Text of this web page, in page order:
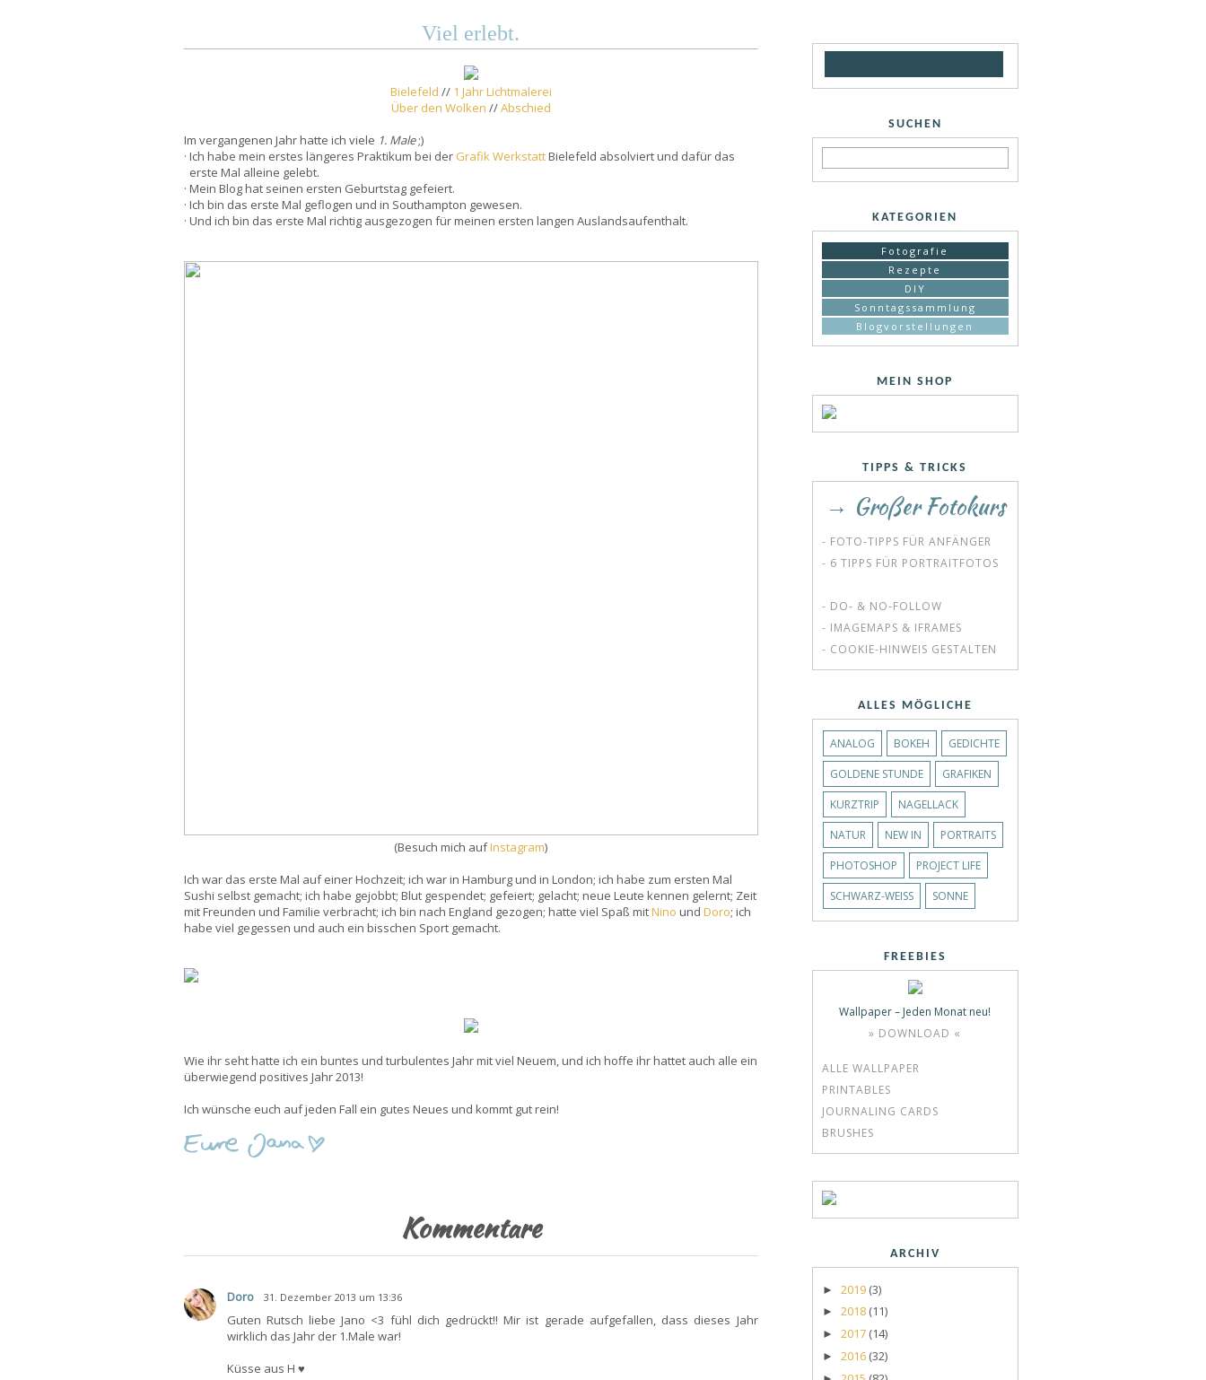
Viel erlebt.
Bielefeld // 1 Jahr Lichtmalerei
Über den Wolken //Abschied
Im vergangenen Jahr hatte ich viele 1. Male;)
· Ich habe mein erstes längeres Praktikum bei der Grafik WerkstattBielefeld absolviert und dafür das
erste Mal alleine gelebt.
· Mein Blog hat seinen ersten Geburtstag gefeiert.
· Ich bin das erste Mal geflogen und in Southampton gewesen.
· Und ich bin das erste Mal richtig ausgezogen für meinen ersten langen Auslandsaufenthalt.
(Besuch mich aufInstagram)
Ich war das erste Mal auf einer Hochzeit; ich war in Hamburg und in London; ich habe zum ersten Mal
Sushi selbst gemacht; ich habe gejobbt; Blut gespendet; gefeiert; gelacht; neue Leute kennen gelernt; Zeit
mit Freunden und Familie verbracht; ich bin nach England gezogen; hatte viel Spaß mitNino und Doro; ich
habe viel gegessen und auch ein bisschen Sport gemacht.
Wie ihr seht hatte ich ein buntes und turbulentes Jahr mit viel Neuem, und ich hoffe ihr hattet auch alle ein
überwiegend positives Jahr 2013!
Ich wünsche euch auf jeden Fall ein gutes Neues und kommt gut rein!
Kommentare
Doro 31. Dezember 2013 um 13:36
Guten Rutsch liebe Jano <3 fühl dich gedrückt!! Mir ist gerade aufgefallen, dass dieses Jahr
wirklich das Jahr der 1.Male war!
Küsse aus H ♥
SUCHEN
KATEGORIEN
Fotografie
Rezepte
DIY
Sonntagssammlung
Blogvorstellungen
MEIN SHOP
TIPPS & TRICKS
→ Großer Fotokurs
- FOTO-TIPPS FÜR ANFÄNGER
- 6 TIPPS FÜR PORTRAITFOTOS
- DO- & NO-FOLLOW
- IMAGEMAPS & IFRAMES
- COOKIE-HINWEIS GESTALTEN
ALLES MÖGLICHE
ANALOG BOKEH
GEDICHTE
GOLDENE STUNDE
GRAFIKEN
KURZTRIP
NAGELLACK
NATUR
NEW IN
PORTRAITS
PHOTOSHOP
PROJECT LIFE
SCHWARZ-WEISS
SONNE
FREEBIES
Wallpaper – Jeden Monat neu!
» DOWNLOAD «
ALLE WALLPAPER
PRINTABLES
JOURNALING CARDS
BRUSHES
ARCHIV
► 2019 (3)
► 2018 (11)
► 2017 (14)
► 2016 (32)